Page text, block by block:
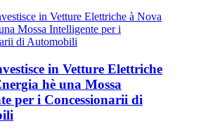
in Vetture Elettriche
hè una Mossa
per i Concessionarii di